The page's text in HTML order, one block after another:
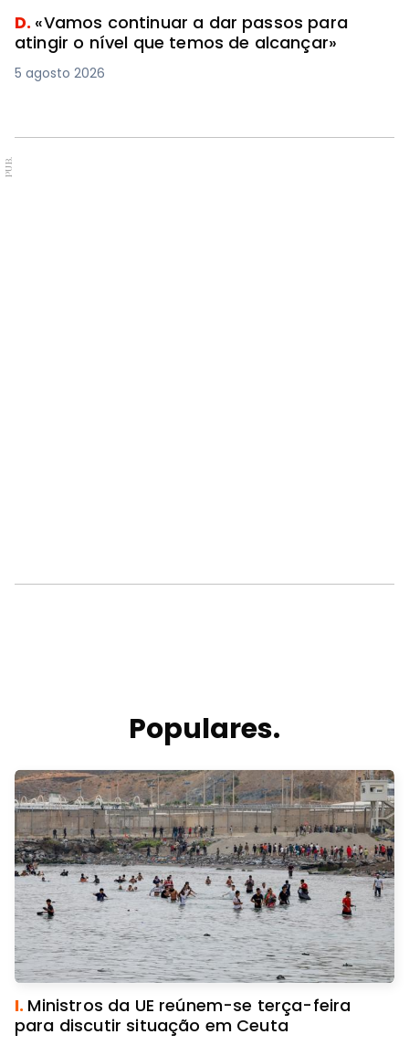
D. «Vamos continuar a dar passos para
atingir o nível que temos de alcançar»
5 agosto 2026
PUB.
Populares.
I. Ministros da UE reúnem-se terça-feira
para discutir situação em Ceuta